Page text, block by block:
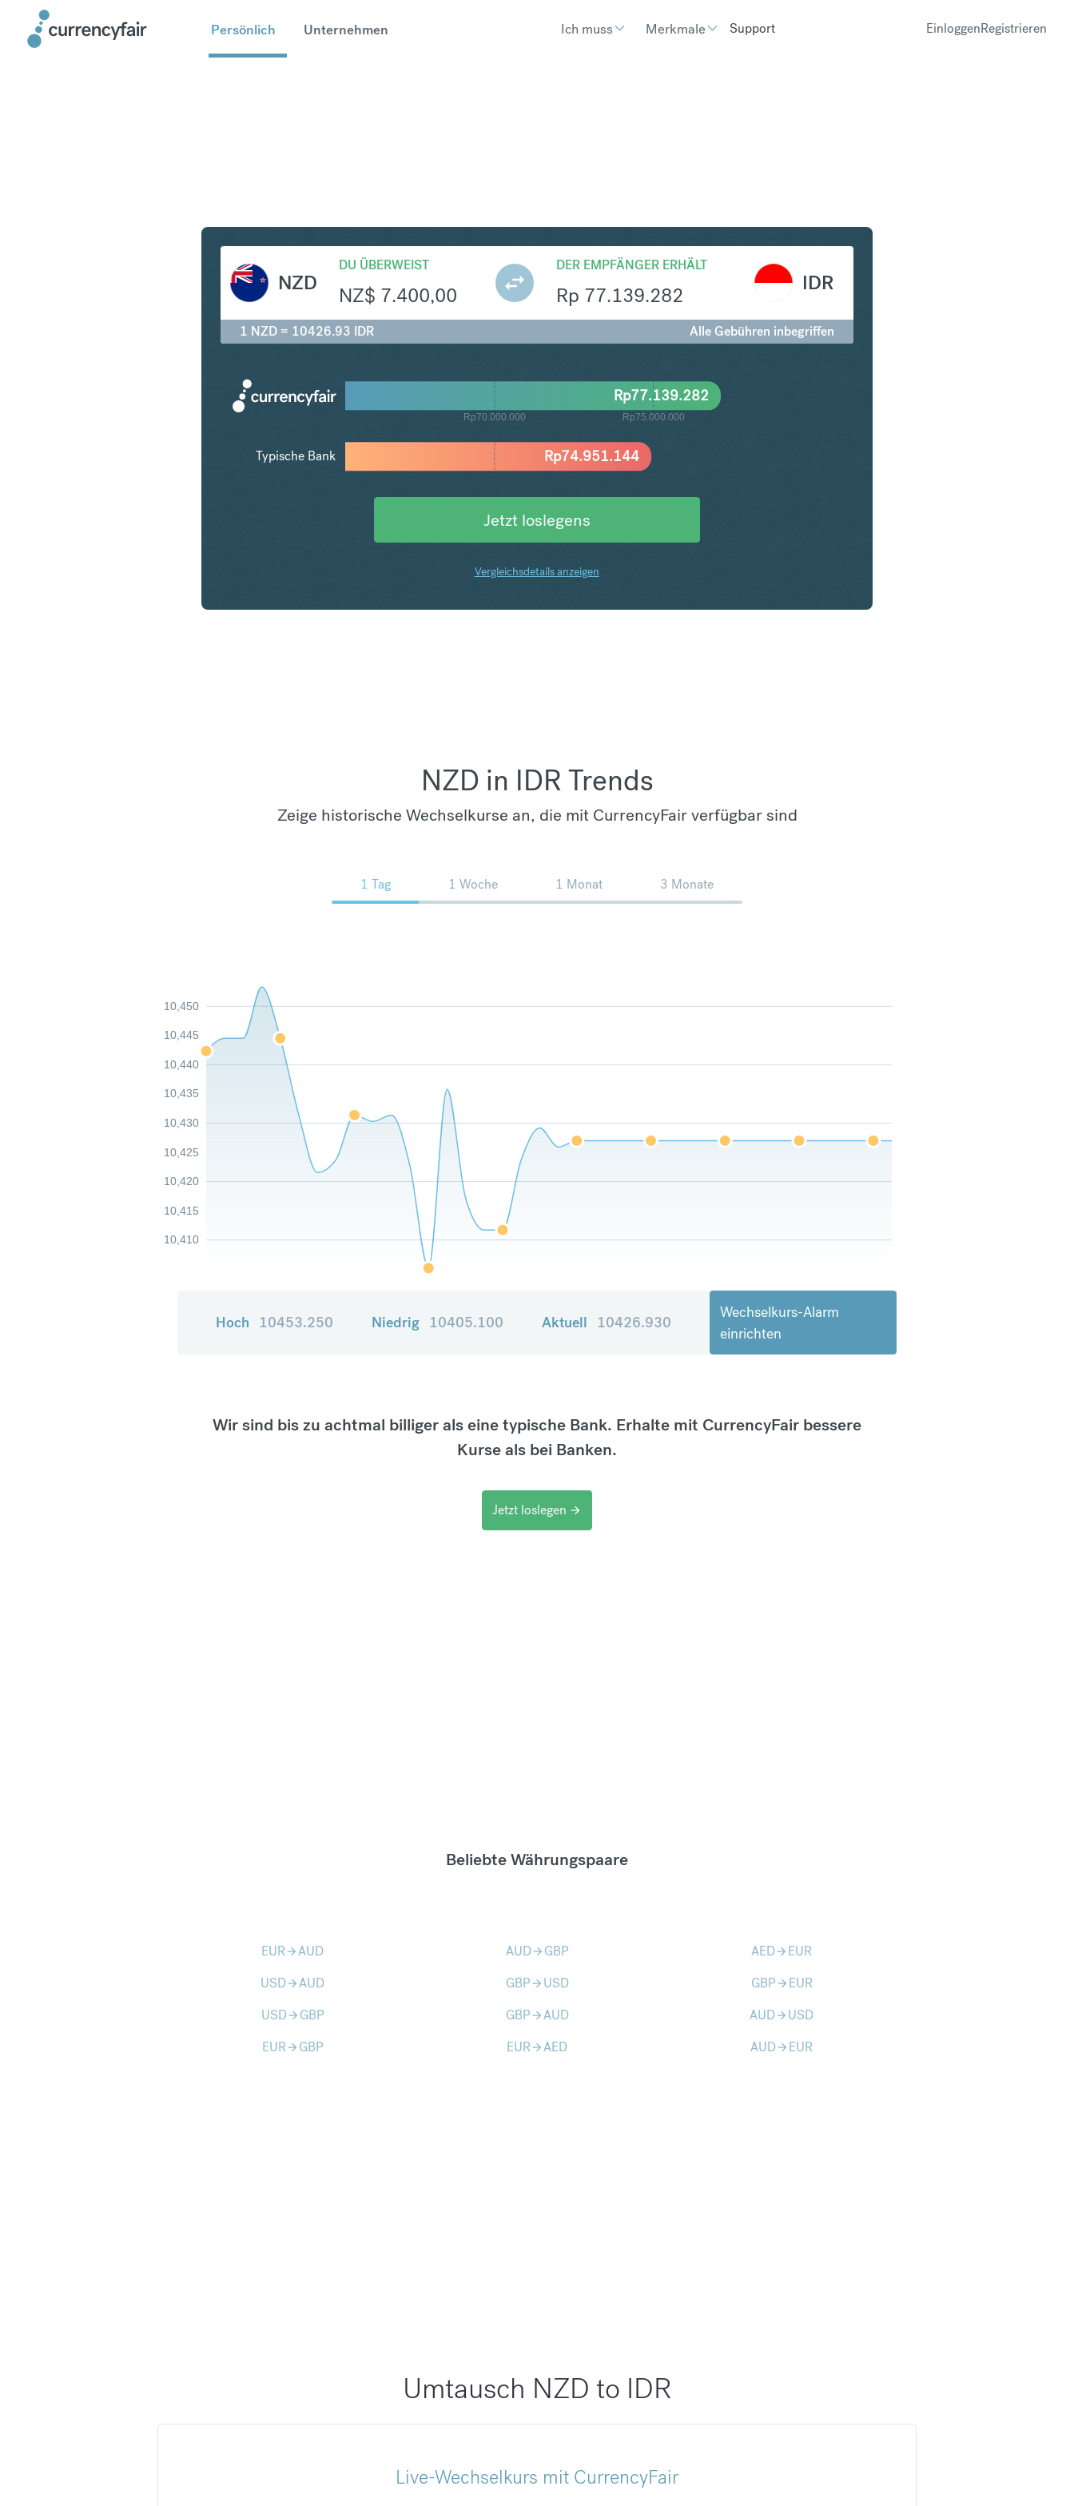
Persönlich Unternehmen Ich muss Merkmale Support EinloggenRegistrieren
NZD
DU ÜBERWEIST
NZ$ 7.400,00
DER EMPFÄNGER ERHÄLT
Rp 77.139.282
IDR
1 NZD = 10426.93 IDR Alle Gebühren inbegriffen
Rp70.000.000 Rp75.000.000
Rp74.951.144
Rp77.139.282
Typische Bank
Jetzt loslegens
Vergleichsdetails anzeigen
NZD in IDR Trends
Zeige historische Wechselkurse an, die mit CurrencyFair verfügbar sind
1 Tag 1 Woche 1 Monat 3 Monate
10,410
10,415
10,420
10,425
10,430
10,435
10,440
10,445
10,450
Hoch 10453.250 Niedrig 10405.100 Aktuell 10426.930
Wechselkurs-Alarm
einrichten
Wir sind bis zu achtmal billiger als eine typische Bank. Erhalte mit CurrencyFair bessere
Kurse als bei Banken.
Jetzt loslegen arrow_forward
Beliebte Währungspaare
EURarrow_forwardAUD AUDarrow_forward GBP AEDarrow_forward EUR
USDarrow_forwardAUD GBParrow_forward USD GBParrow_forward EUR
USDarrow_forward GBP GBParrow_forwardAUD AUDarrow_forward USD
EURarrow_forward GBP EURarrow_forwardAED AUDarrow_forward EUR
Umtausch NZD to IDR
Live-Wechselkurs mit CurrencyFair